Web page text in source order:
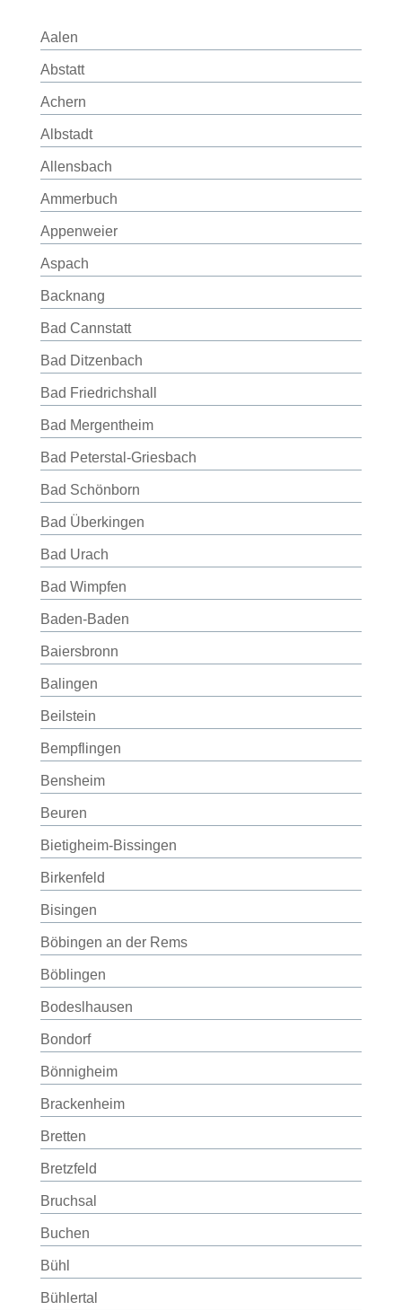
Aalen
Abstatt
Achern
Albstadt
Allensbach
Ammerbuch
Appenweier
Aspach
Backnang
Bad Cannstatt
Bad Ditzenbach
Bad Friedrichshall
Bad Mergentheim
Bad Peterstal-Griesbach
Bad Schönborn
Bad Überkingen
Bad Urach
Bad Wimpfen
Baden-Baden
Baiersbronn
Balingen
Beilstein
Bempflingen
Bensheim
Beuren
Bietigheim-Bissingen
Birkenfeld
Bisingen
Böbingen an der Rems
Böblingen
Bodeslhausen
Bondorf
Bönnigheim
Brackenheim
Bretten
Bretzfeld
Bruchsal
Buchen
Bühl
Bühlertal